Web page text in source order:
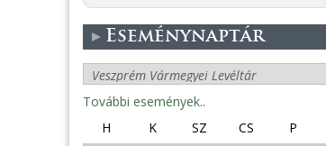
Eseménynaptár
További események..
H
K SZ CS P